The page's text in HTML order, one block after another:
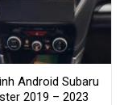
Android Subaru
2019 – 2023